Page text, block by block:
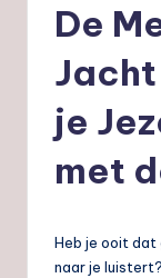
De
je
met
Heb je ooit dat
naar je